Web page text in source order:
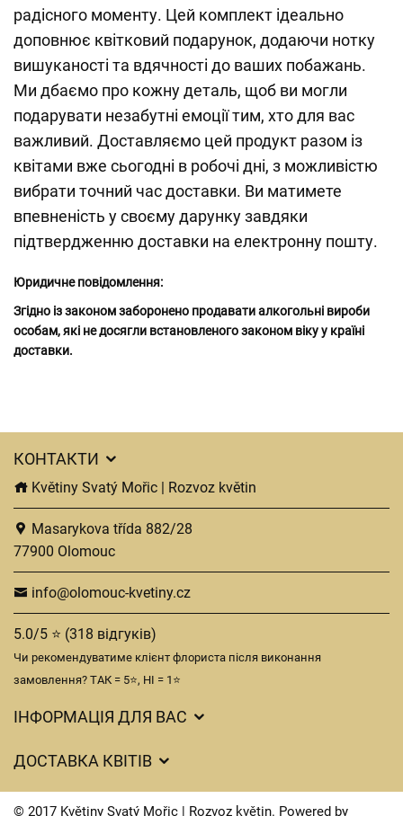
радісного моменту. Цей комплект ідеально
доповнює квітковий подарунок, додаючи нотку
вишуканості та вдячності до ваших побажань.
Ми дбаємо про кожну деталь, щоб ви могли
подарувати незабутні емоції тим, хто для вас
важливий. Доставляємо цей продукт разом із
квітами вже сьогодні в робочі дні, з можливістю
вибрати точний час доставки. Ви матимете
впевненість у своєму дарунку завдяки
підтвердженню доставки на електронну пошту.
Юридичне повідомлення:
Згідно із законом заборонено продавати алкогольні вироби
особам, які не досягли встановленого законом віку у країні
доставки.
КОНТАКТИ
Květiny Svatý Mořic | Rozvoz květin
Masarykova třída 882/28
77900 Olomouc
info@olomouc-kvetiny.cz
5.0/5 ⭐ (318 відгуків)
Чи рекомендуватиме клієнт флориста після виконання
замовлення? ТАК = 5⭐, НІ = 1⭐
ІНФОРМАЦІЯ ДЛЯ ВАС
Захист персональних даних
Час доставки квітів – огляд можливостей
ДОСТАВКА КВІТІВ
Вартість доставки
© 2017 Květiny Svatý Mořic | Rozvoz květin. Powered by